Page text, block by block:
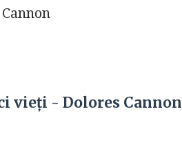
vieți - Dolores Cannon